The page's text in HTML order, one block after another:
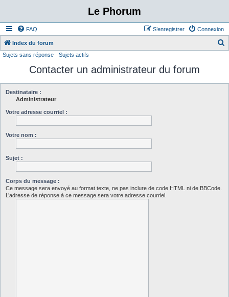
Le Phorum
FAQ Connexion
S’enregistrer
Index du forum
Sujets sans réponse Sujets actifs
Contacter un administrateur du forum
Destinataire :
Administrateur
Votre adresse courriel :
Votre nom :
Sujet :
Corps du message :
Ce message sera envoyé au format texte, ne pas inclure de code HTML ni de BBCode.
L’adresse de réponse à ce message sera votre adresse courriel.